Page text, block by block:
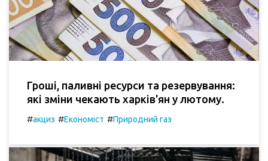
Гроші, паливні ресурси та резервування:
які зміни чекають харків'ян у лютому.
#акциз #Економіст #Природний газ